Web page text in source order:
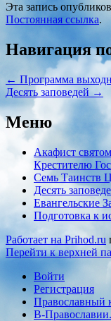
Эта запись
Постоянная ссылка.
Навигация
← Программа
Десять заповедей →
Меню
Акафист
Крестителю
Семь Таинств
Десять
Евангельские
Подготовка к
Работает на Prihod.ru
Перейти к верхней
Войти
Регистрация
Православный
В-